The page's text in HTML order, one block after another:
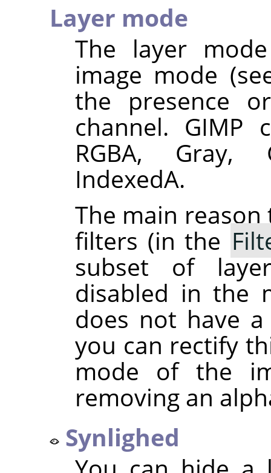
Layer mode
The layer
image mode
the presence
channel. GIMP
RGBA, Gray,
IndexedA.
The main
filters (in the
subset of
disabled in the
does not have
you can rectify
mode of the
removing an
Synlighed